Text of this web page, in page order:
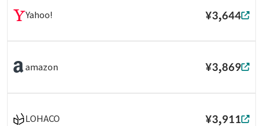
Yahoo! ¥3,644
amazon ¥3,869
LOHACO ¥3,911